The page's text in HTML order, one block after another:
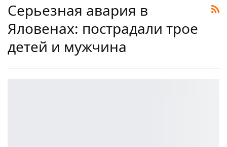
Серьезная авария в
Яловенах: пострадали трое
детей и мужчина